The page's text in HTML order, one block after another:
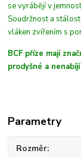
se vyrábějí v
Soudržnost a
vláken zvířením s
BCF příze mají
prodyšné a
Parametry
Rozměr